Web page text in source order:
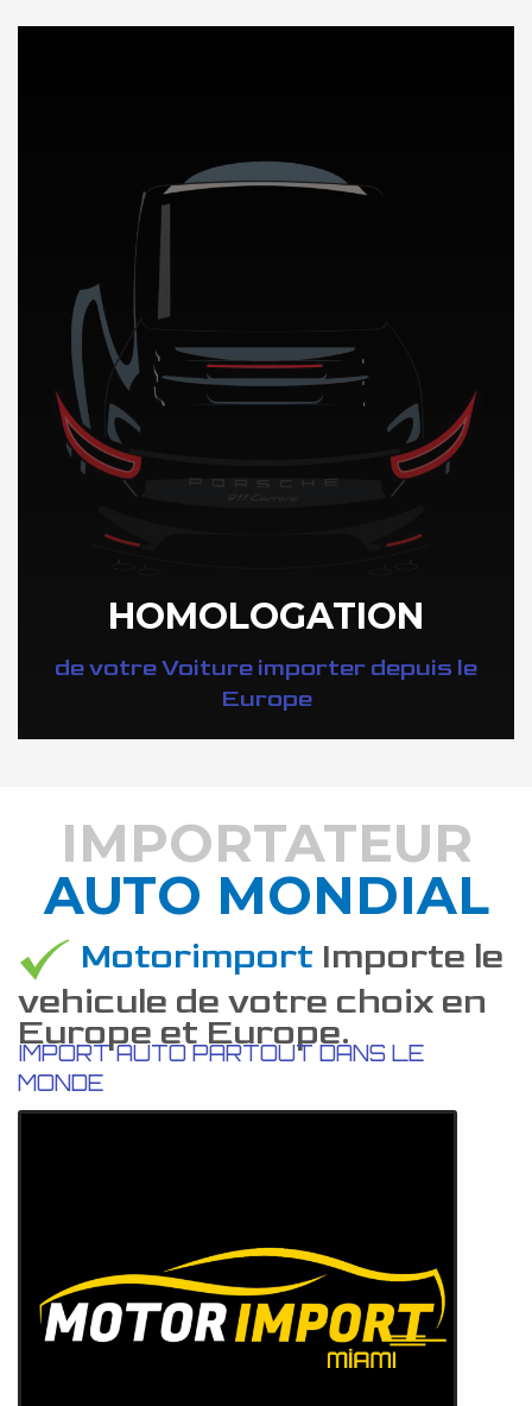
DÉCOUVREZ NOTRE IMPORTATION AUTO en Europe
HOMOLOGATION
de votre Voiture importer depuis le
Europe
DÉCOUVREZ COMMENT
IMPORTATEUR
AUTO MONDIAL
Motorimport Importe le
vehicule de votre choix en
Europe et Europe.
IMPORT AUTO PARTOUT DANS LE
MONDE